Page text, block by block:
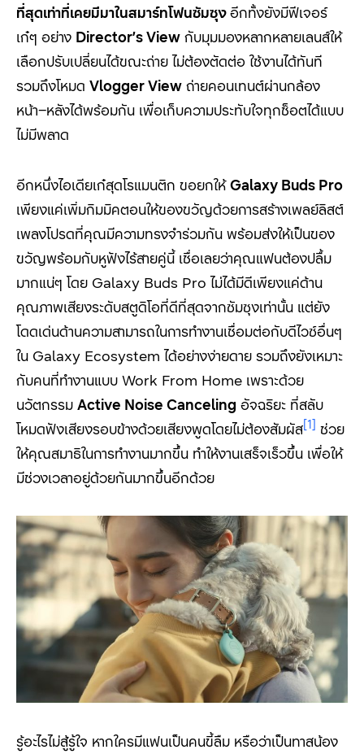
ที่สุดเท่าที่เคยมีมาในสมาร์ทโฟนซัมซุงอีกทั้งยังมีฟีเจอร์
เก๋ๆ อย่าง Director’s View กับมุมมองหลากหลายเลนส์ให้
เลือกปรับเปลี่ยนได้ขณะถ่าย ไม่ต้องตัดต่อ ใช้งานได้ทันที
รวมถึงโหมด Vlogger View ถ่ายคอนเทนต์ผ่านกล้อง
หน้า–หลังได้พร้อมกัน เพื่อเก็บความประทับใจทุกช็อตได้แบบ
ไม่มีพลาด
อีกหนึ่งไอเดียเก๋สุดโรแมนติก ขอยกให้Galaxy Buds Pro
เพียงแค่เพิ่มกิมมิคตอนให้ของขวัญด้วยการสร้างเพลย์ลิสต์
เพลงโปรดที่คุณมีความทรงจำร่วมกัน พร้อมส่งให้เป็นของ
ขวัญพร้อมกับหูฟังไร้สายคู่นี้ เชื่อเลยว่าคุณแฟนต้องปลื้ม
มากแน่ๆ โดย Galaxy Buds Proไม่ได้มีดีเพียงแค่ด้าน
คุณภาพเสียงระดับสตูดิโอที่ดีที่สุดจากซัมซุงเท่านั้น แต่ยัง
โดดเด่นด้านความสามารถในการทำงานเชื่อมต่อกับดีไวซ์อื่นๆ
ใน Galaxy Ecosystemได้อย่างง่ายดาย รวมถึงยังเหมาะ
กับคนที่ทำงานแบบ Work From Home เพราะด้วย
นวัตกรรม Active Noise Canceling อัจฉริยะ ที่สลับ
โหมดฟังเสียงรอบข้างด้วยเสียงพูดโดยไม่ต้องสัมผัส[1] ช่วย
ให้คุณสมาธิในการทำงานมากขึ้น ทำให้งานเสร็จเร็วขึ้น เพื่อให้
มีช่วงเวลาอยู่ด้วยกันมากขึ้นอีกด้วย
รู้อะไรไม่สู้รู้ใจ หากใครมีแฟนเป็นคนขี้ลืม หรือว่าเป็นทาสน้อง